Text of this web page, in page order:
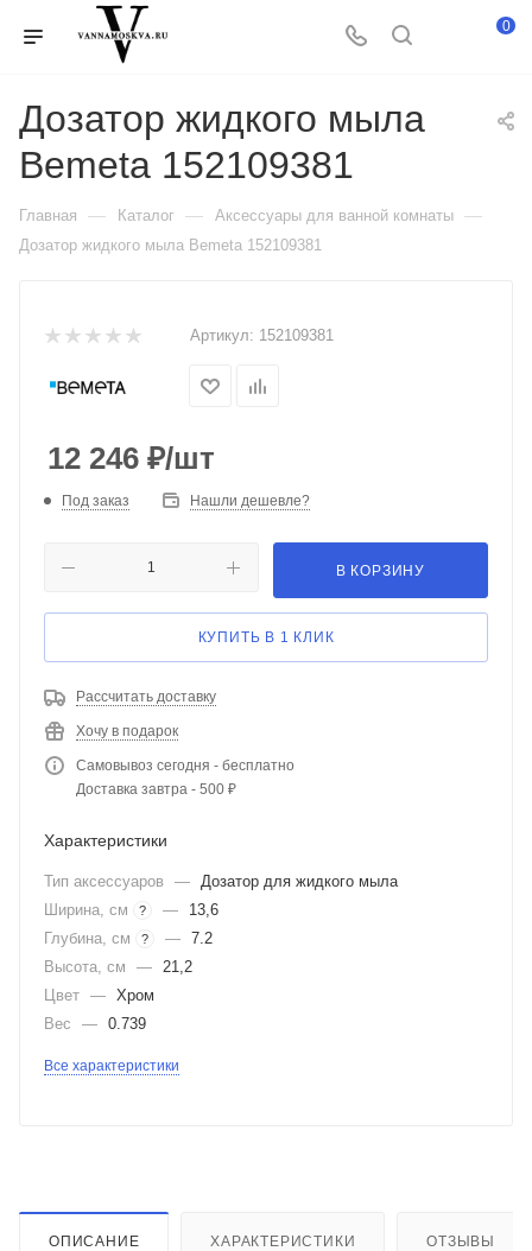
0
Дозатор жидкого мыла
Bemeta 152109381
Главная — Каталог — Аксессуары для ванной комнаты —
Дозатор жидкого мыла Bemeta 152109381
Артикул: 152109381
12 246 ₽/шт
Под заказ Нашли дешевле?
В КОРЗИНУ
КУПИТЬ В 1 КЛИК
Рассчитать доставку
Хочу в подарок
Самовывоз сегодня - бесплатно
Доставка завтра - 500 ₽
Характеристики
Тип аксессуаров — Дозатор для жидкого мыла
Ширина, см
? —
13,6
Глубина, см
? — 7.2
Высота, см
— 21,2
Цвет — Хром
Вес
— 0.739
Все характеристики
ОПИСАНИЕ ХАРАКТЕРИСТИКИ ОТЗЫВЫ